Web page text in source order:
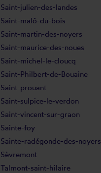
Saint-julien-des-landes
Saint-malô-du-bois
Saint-martin-des-noyers
Saint-maurice-des-noues
Saint-michel-le-cloucq
Saint-Philbert-de-Bouaine
Saint-prouant
Saint-sulpice-le-verdon
Saint-vincent-sur-graon
Sainte-foy
Sainte-radégonde-des-noyers
Sèvremont
Talmont-saint-hilaire